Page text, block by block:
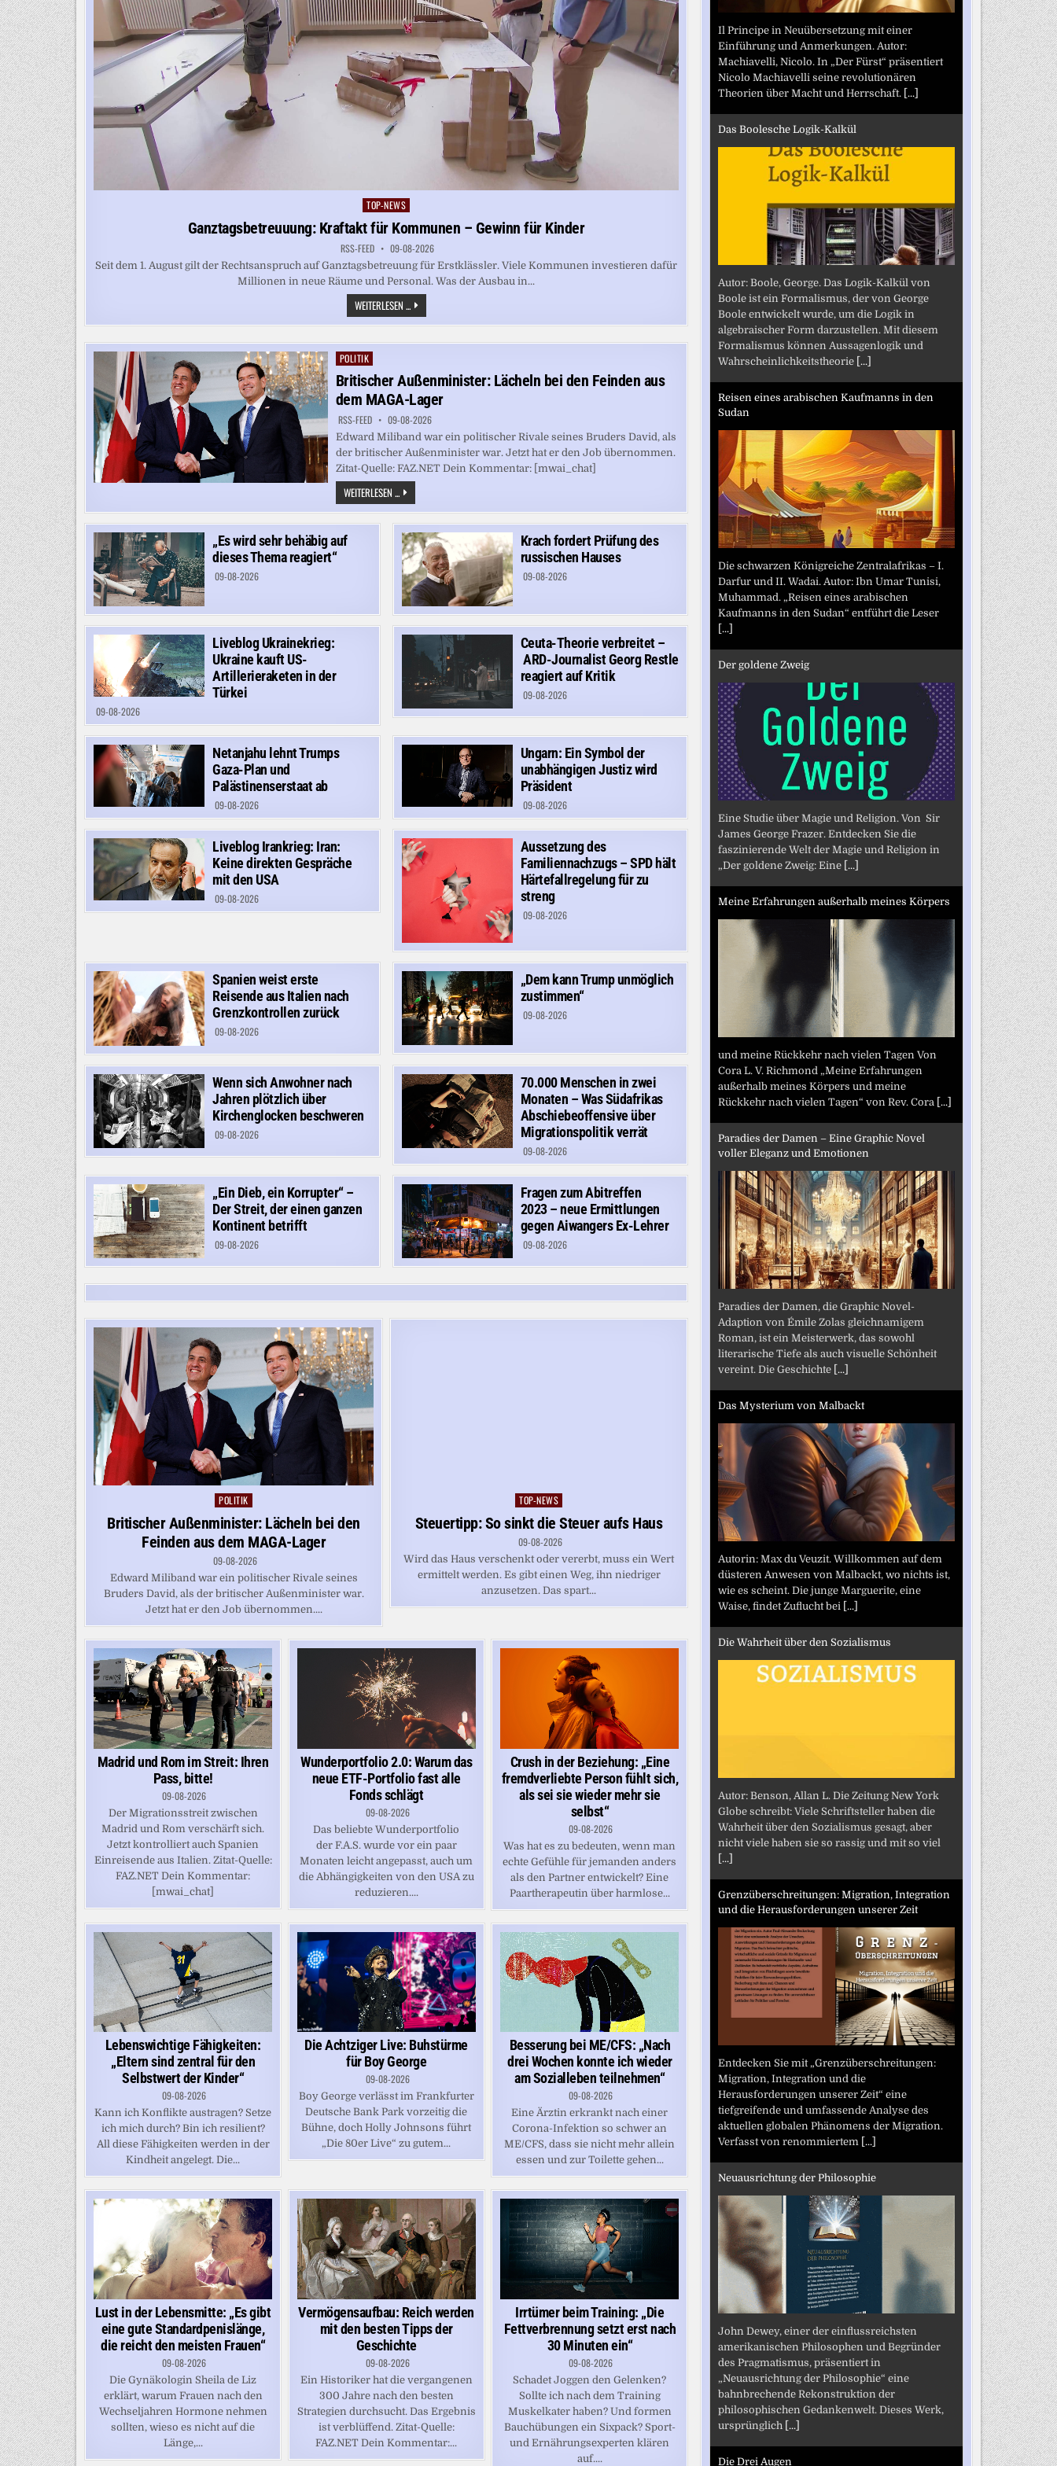
Posted
in
TOP-NEWS
Ganztagsbetreuuung: Kraftakt für Kommunen – Gewinn für Kinder
RSS-FEED 09-08-2026
Seit dem 1. August gilt der Rechtsanspruch auf Ganztagsbetreuung für Erstklässler. Viele Kommunen investieren dafür
Millionen in neue Räume und Personal. Was der Ausbau in...
WEITERLESEN ... GANZTAGSBETREUUUNG:
KRAFTAKT
FÜR
–
KINDER
Posted
in
POLITIK
Britischer Außenminister: Lächeln bei den Feinden aus
dem MAGA-Lager
RSS-FEED 09-08-2026
Edward Miliband war ein politischer Rivale seines Bruders David, als
der britischer Außenminister war. Jetzt hat er den Job übernommen.
Zitat-Quelle: FAZ.NET Dein Kommentar: [mwai_chat]
WEITERLESEN ... BRITISCHER
AUSSENMINISTER: L
ÄCHELN B
EI D
EN F
EINDEN A
US D
EM M
AGA-L
AGER
„Es wird sehr behäbig auf
dieses Thema reagiert“
09-08-2026
Krach fordert Prüfung des
russischen Hauses
09-08-2026
Liveblog Ukrainekrieg:
Ukraine kauft US-
Artillerieraketen in der
Türkei
09-08-2026
Ceuta-Theorie verbreitet –
ARD-Journalist Georg Restle
reagiert auf Kritik
09-08-2026
Netanjahu lehnt Trumps
Gaza-Plan und
Palästinenserstaat ab
09-08-2026
Ungarn: Ein Symbol der
unabhängigen Justiz wird
Präsident
09-08-2026
Liveblog Irankrieg: Iran:
Keine direkten Gespräche
mit den USA
09-08-2026
Aussetzung des
Familiennachzugs – SPD hält
Härtefallregelung für zu
streng
09-08-2026
Spanien weist erste
Reisende aus Italien nach
Grenzkontrollen zurück
09-08-2026
„Dem kann Trump unmöglich
zustimmen“
09-08-2026
Wenn sich Anwohner nach
Jahren plötzlich über
Kirchenglocken beschweren
09-08-2026
70.000 Menschen in zwei
Monaten – Was Südafrikas
Abschiebeoffensive über
Migrationspolitik verrät
09-08-2026
„Ein Dieb, ein Korrupter“ –
Der Streit, der einen ganzen
Kontinent betrifft
09-08-2026
Fragen zum Abitreffen
2023 – neue Ermittlungen
gegen Aiwangers Ex-Lehrer
09-08-2026
Posted
in
POLITIK
Britischer Außenminister: Lächeln bei den
Feinden aus dem MAGA-Lager
09-08-2026
Edward Miliband war ein politischer Rivale seines
Bruders David, als der britischer Außenminister war.
Jetzt hat er den Job übernommen....
Posted
in
TOP-NEWS
Steuertipp: So sinkt die Steuer aufs Haus
09-08-2026
Wird das Haus verschenkt oder vererbt, muss ein Wert
ermittelt werden. Es gibt einen Weg, ihn niedriger
anzusetzen. Das spart...
Madrid und Rom im Streit: Ihren
Pass, bitte!
09-08-2026
Der Migrationsstreit zwischen
Madrid und Rom verschärft sich.
Jetzt kontrolliert auch Spanien
Einreisende aus Italien. Zitat-Quelle:
FAZ.NET Dein Kommentar:
[mwai_chat]
Wunderportfolio 2.0: Warum das
neue ETF-Portfolio fast alle
Fonds schlägt
09-08-2026
Das beliebte Wunderportfolio
der F.A.S. wurde vor ein paar
Monaten leicht angepasst, auch um
die Abhängigkeiten von den USA zu
reduzieren....
Crush in der Beziehung: „Eine
fremdverliebte Person fühlt sich,
als sei sie wieder mehr sie
selbst“
09-08-2026
Was hat es zu bedeuten, wenn man
echte Gefühle für jemanden anders
als den Partner entwickelt? Eine
Paartherapeutin über harmlose...
Lebenswichtige Fähigkeiten:
„Eltern sind zentral für den
Selbstwert der Kinder“
09-08-2026
Kann ich Konflikte austragen? Setze
ich mich durch? Bin ich resilient?
All diese Fähigkeiten werden in der
Kindheit angelegt. Die...
Die Achtziger Live: Buhstürme
für Boy George
09-08-2026
Boy George verlässt im Frankfurter
Deutsche Bank Park vorzeitig die
Bühne, doch Holly Johnsons führt
„Die 80er Live“ zu gutem...
Besserung bei ME/CFS: „Nach
drei Wochen konnte ich wieder
am Sozialleben teilnehmen“
09-08-2026
Eine Ärztin erkrankt nach einer
Corona-Infektion so schwer an
ME/CFS, dass sie nicht mehr allein
essen und zur Toilette gehen...
Lust in der Lebensmitte: „Es gibt
eine gute Standardpenislänge,
die reicht den meisten Frauen“
09-08-2026
Die Gynäkologin Sheila de Liz
erklärt, warum Frauen nach den
Wechseljahren Hormone nehmen
sollten, wieso es nicht auf die
Länge,...
Vermögensaufbau: Reich werden
mit den besten Tipps der
Geschichte
09-08-2026
Ein Historiker hat die vergangenen
300 Jahre nach den besten
Strategien durchsucht. Das Ergebnis
ist verblüffend. Zitat-Quelle:
FAZ.NET Dein Kommentar:...
Irrtümer beim Training: „Die
Fettverbrennung setzt erst nach
30 Minuten ein“
09-08-2026
Schadet Joggen den Gelenken?
Sollte ich nach dem Training
Muskelkater haben? Und formen
Bauchübungen ein Sixpack? Sport-
und Ernährungsexperten klären
auf....
Il Principe in Neuübersetzung mit einer
Einführung und Anmerkungen. Autor:
Machiavelli, Nicolo. In „Der Fürst“ präsentiert
Nicolo Machiavelli seine revolutionären
Theorien über Macht und Herrschaft. [...]
Das Boolesche Logik-Kalkül
Autor: Boole, George. Das Logik-Kalkül von
Boole ist ein Formalismus, der von George
Boole entwickelt wurde, um die Logik in
algebraischer Form darzustellen. Mit diesem
Formalismus können Aussagenlogik und
Wahrscheinlichkeitstheorie [...]
Reisen eines arabischen Kaufmanns in den
Sudan
Die schwarzen Königreiche Zentralafrikas – I.
Darfur und II. Wadai. Autor: Ibn Umar Tunisi,
Muhammad. „Reisen eines arabischen
Kaufmanns in den Sudan“ entführt die Leser
[...]
Der goldene Zweig
Eine Studie über Magie und Religion. Von Sir
James George Frazer. Entdecken Sie die
faszinierende Welt der Magie und Religion in
„Der goldene Zweig: Eine [...]
Meine Erfahrungen außerhalb meines Körpers
und meine Rückkehr nach vielen Tagen Von
Cora L. V. Richmond „Meine Erfahrungen
außerhalb meines Körpers und meine
Rückkehr nach vielen Tagen“ von Rev. Cora [...]
Paradies der Damen – Eine Graphic Novel
voller Eleganz und Emotionen
Paradies der Damen, die Graphic Novel-
Adaption von Émile Zolas gleichnamigem
Roman, ist ein Meisterwerk, das sowohl
literarische Tiefe als auch visuelle Schönheit
vereint. Die Geschichte [...]
Das Mysterium von Malbackt
Autorin: Max du Veuzit. Willkommen auf dem
düsteren Anwesen von Malbackt, wo nichts ist,
wie es scheint. Die junge Marguerite, eine
Waise, findet Zuflucht bei [...]
Die Wahrheit über den Sozialismus
Autor: Benson, Allan L. Die Zeitung New York
Globe schreibt: Viele Schriftsteller haben die
Wahrheit über den Sozialismus gesagt, aber
nicht viele haben sie so rassig und mit so viel
[...]
Grenzüberschreitungen: Migration, Integration
und die Herausforderungen unserer Zeit
Entdecken Sie mit „Grenzüberschreitungen:
Migration, Integration und die
Herausforderungen unserer Zeit“ eine
tiefgreifende und umfassende Analyse des
aktuellen globalen Phänomens der Migration.
Verfasst von renommiertem [...]
Neuausrichtung der Philosophie
John Dewey, einer der einflussreichsten
amerikanischen Philosophen und Begründer
des Pragmatismus, präsentiert in
„Neuausrichtung der Philosophie“ eine
bahnbrechende Rekonstruktion der
philosophischen Gedankenwelt. Dieses Werk,
ursprünglich [...]
Die Drei Augen